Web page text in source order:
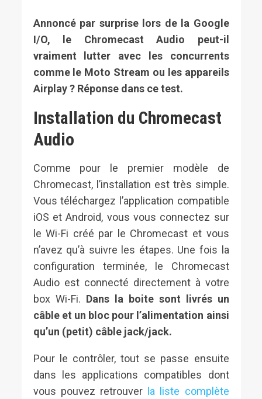
Annoncé par surprise lors de la Google
I/O, le Chromecast Audio peut-il
vraiment lutter avec les concurrents
comme le Moto Stream ou les appareils
Airplay ? Réponse dans ce test.
Installation du Chromecast
Audio
Comme pour le premier modèle de
Chromecast, l’installation est très simple.
Vous téléchargez l’application compatible
iOS et Android, vous vous connectez sur
le Wi-Fi créé par le Chromecast et vous
n’avez qu’à suivre les étapes. Une fois la
configuration terminée, le Chromecast
Audio est connecté directement à votre
box Wi-Fi. Dans la boite sont livrés un
câble et un bloc pour l’alimentation ainsi
qu’un (petit) câble jack/jack.
Pour le contrôler, tout se passe ensuite
dans les applications compatibles dont
vous pouvez retrouver
la liste complète